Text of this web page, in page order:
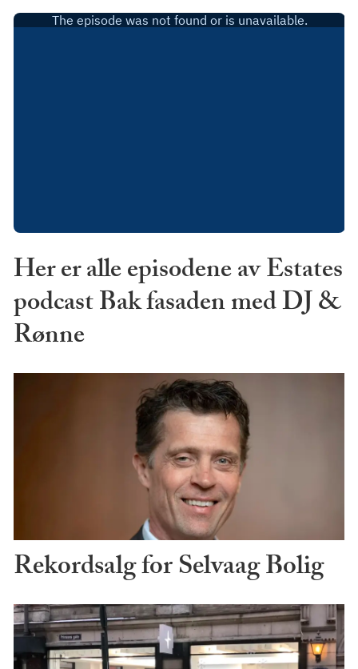
Her er alle episodene av Estates
podcast Bak fasaden med DJ &
Rønne
Rekordsalg for Selvaag Bolig